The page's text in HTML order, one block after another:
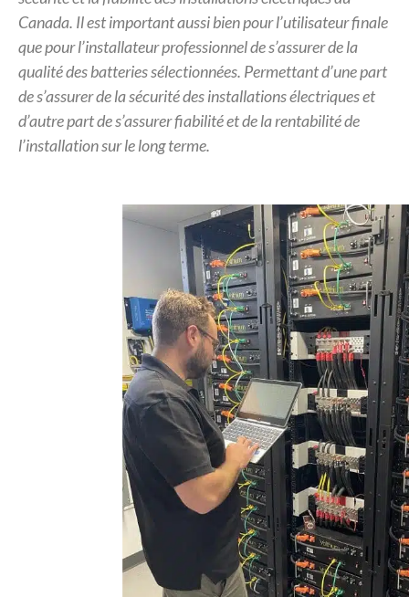
Canada. Il est important aussi bien pour l’utilisateur finale
que pour l’installateur professionnel de s’assurer de la
qualité desbatteries sélectionnées. Permettant d’une part
de s’assurer de la sécurité des installations électriques et
d’autrepart de s’assurer fiabilité et de la rentabilité de
l’installation sur le long terme.